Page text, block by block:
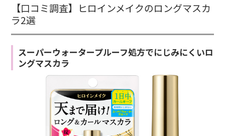
【口コミ調査】ヒロインメイクのロングマスカ
ラ2選
スーパーウォータープルーフ処方でにじみにくいロ
ングマスカラ